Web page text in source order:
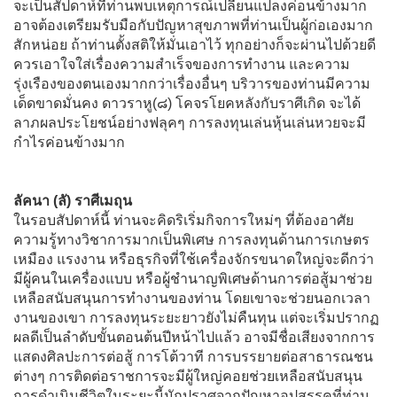
จะเป็นสัปดาห์ที่ท่านพบเหตุการณ์เปลี่ยนแปลงค่อนข้างมาก
อาจต้องเตรียมรับมือกับปัญหาสุขภาพที่ท่านเป็นผู้ก่อเองมาก
สักหน่อย ถ้าท่านตั้งสติให้มั่นเอาไว้ ทุกอย่างก็จะผ่านไปด้วยดี
ควรเอาใจใส่เรื่องความสำเร็จของการทำงาน และความ
รุ่งเรืองของตนเองมากกว่าเรื่องอื่นๆ บริวารของท่านมีความ
เด็ดขาดมั่นคง ดาวราหู(๘) โคจรโยคหลังกับราศีเกิด จะได้
ลาภผลประโยชน์อย่างฟลุคๆ การลงทุนเล่นหุ้นเล่นหวยจะมี
กำไรค่อนข้างมาก
ลัคนา (ลั) ราศีเมถุน
ในรอบสัปดาห์นี้ ท่านจะคิดริเริ่มกิจการใหม่ๆ ที่ต้องอาศัย
ความรู้ทางวิชาการมากเป็นพิเศษ การลงทุนด้านการเกษตร
เหมือง แรงงาน หรือธุรกิจที่ใช้เครื่องจักรขนาดใหญ่จะดีกว่า
มีผู้คนในเครื่องแบบ หรือผู้ชำนาญพิเศษด้านการต่อสู้มาช่วย
เหลือสนับสนุนการทำงานของท่าน โดยเขาจะช่วยนอกเวลา
งานของเขา การลงทุนระยะยาวยังไม่คืนทุน แต่จะเริ่มปรากฏ
ผลดีเป็นลำดับขั้นตอนต้นปีหน้าไปแล้ว อาจมีชื่อเสียงจากการ
แสดงศิลปะการต่อสู้ การโต้วาที การบรรยายต่อสาธารณชน
ต่างๆ การติดต่อราชการจะมีผู้ใหญ่คอยช่วยเหลือสนับสนุน